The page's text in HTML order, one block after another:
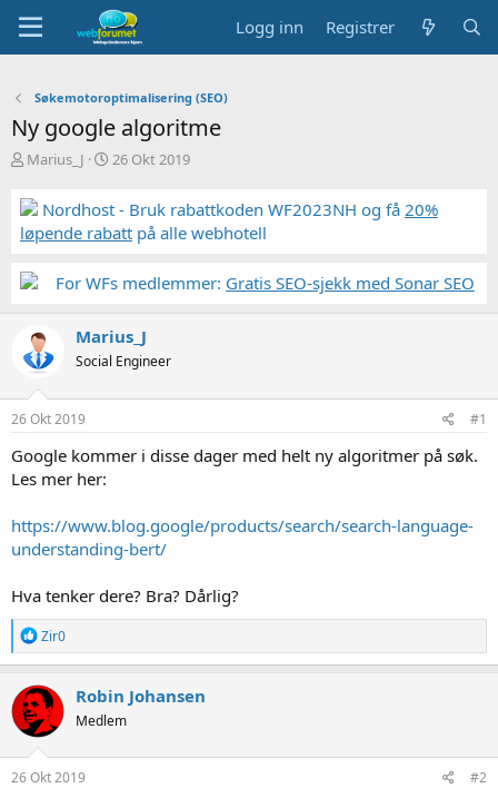
Logg inn Registrer
Søkemotoroptimalisering (SEO)
Ny google algoritme
T
å
d
s
a
e
r
Marius_J
S
r
t
a
26 Okt 2019
Nordhost - Bruk rabattkoden WF2023NH og få 20%
løpende rabatt på alle webhotell
For WFs medlemmer: Gratis SEO-sjekk med Sonar SEO
Marius_J
Social Engineer
26 Okt 2019 #1
Google kommer i disse dager med helt ny algoritmer på søk.
Les mer her:
https://www.blog.google/products/search/search-language-
understanding-bert/
Hva tenker dere? Bra? Dårlig?
R
e
a
k
s
j
o
n
e
Zir0
Robin Johansen
Medlem
26 Okt 2019 #2